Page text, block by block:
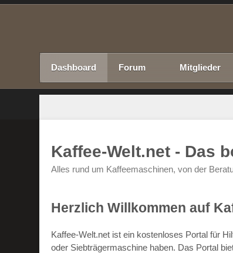
Dashboard Forum Mitglieder
Kaffee-Welt.net - Das
Alles rund um Kaffeemaschinen, von der
Herzlich Willkommen auf
Kaffee-Welt.net ist ein kostenloses Portal für
oder Siebträgermaschine haben. Das Portal